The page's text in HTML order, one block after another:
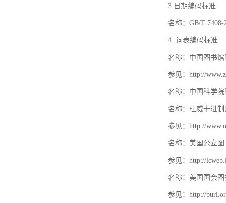
3.日期编码标准
名称：GB/T
4. 词表编码标准
名称：中国图书
参见：http://
名称：中国科学
名称：杜威十进
参见：http://
名称：美国公立
参见：http://
名称：美国国会
参见：http://